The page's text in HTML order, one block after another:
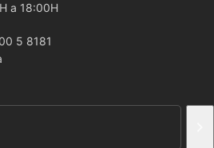
a 18:00H
5 8181